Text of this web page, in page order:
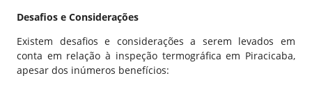
Desafios e Considerações
Existem desafios e considerações a serem levados em
conta em relação à inspeção termográfica em Piracicaba,
apesar dos inúmeros benefícios: